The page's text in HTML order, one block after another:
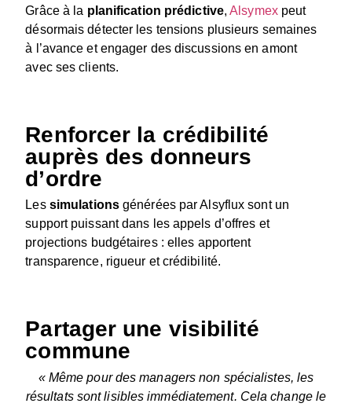
Grâce à la planification prédictive,Alsymexpeut
désormais détecter les tensions plusieurs semaines
à l’avance et engager des discussions en amont
avec ses clients.
Renforcer la crédibilité
auprès des donneurs
d’ordre
Lessimulationsgénérées par Alsyflux sont un
support puissant dans les appels d’offres et
projections budgétaires : elles apportent
transparence, rigueur et crédibilité.
Partager une visibilité
commune
« Même pour des managers non spécialistes, les
résultats sont lisibles immédiatement. Cela change le